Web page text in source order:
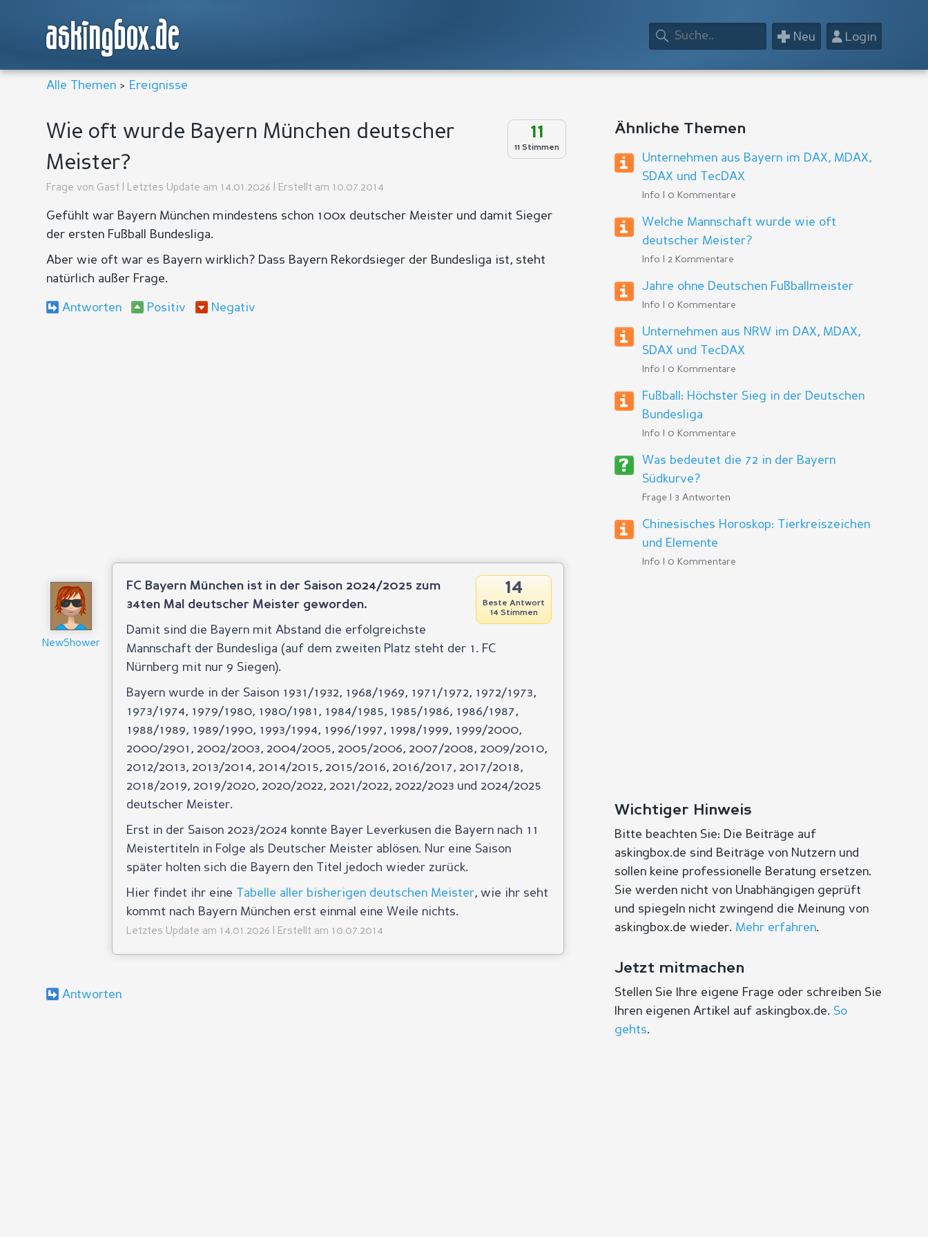
askingbox.de 👤Login
+ Neu
Alle Themen > Ereignisse
11
11 Stimmen
Wie oft wurde Bayern München deutscher
Meister?
Frage von Gast | Letztes Update am 14.01.2026 | Erstellt am 10.07.2014
Gefühlt war Bayern München mindestens schon 100x deutscher Meister und damit Sieger
der ersten Fußball Bundesliga.
Aber wie oft war es Bayern wirklich? Dass Bayern Rekordsieger der Bundesliga ist, steht
natürlich außer Frage.
Antworten Positiv Negativ
NewShower
14
Beste Antwort
14 Stimmen
FC Bayern München ist in der Saison 2024/2025 zum
34ten Mal deutscher Meister geworden.
Damit sind die Bayern mit Abstand die erfolgreichste
Mannschaft der Bundesliga (auf dem zweiten Platz steht der 1. FC
Nürnberg mit nur 9 Siegen).
Bayern wurde in der Saison 1931/1932, 1968/1969, 1971/1972, 1972/1973,
1973/1974, 1979/1980, 1980/1981, 1984/1985, 1985/1986, 1986/1987,
1988/1989, 1989/1990, 1993/1994, 1996/1997, 1998/1999, 1999/2000,
2000/2901, 2002/2003, 2004/2005, 2005/2006, 2007/2008, 2009/2010,
2012/2013, 2013/2014, 2014/2015, 2015/2016, 2016/2017, 2017/2018,
2018/2019, 2019/2020, 2020/2022, 2021/2022, 2022/2023 und 2024/2025
deutscher Meister.
Erst in der Saison 2023/2024 konnte Bayer Leverkusen die Bayern nach 11
Meistertiteln in Folge als Deutscher Meister ablösen. Nur eine Saison
später holten sich die Bayern den Titel jedoch wieder zurück.
Hier findet ihr eine Tabelle aller bisherigen deutschen Meister, wie ihr seht
kommt nach Bayern München erst einmal eine Weile nichts.
Letztes Update am 14.01.2026 | Erstellt am 10.07.2014
Antworten
Ähnliche Themen
Unternehmen aus Bayern im DAX, MDAX,
SDAX und TecDAX
Info | 0 Kommentare
Welche Mannschaft wurde wie oft
deutscher Meister?
Info | 2 Kommentare
Jahre ohne Deutschen Fußballmeister
Info | 0 Kommentare
Unternehmen aus NRW im DAX, MDAX,
SDAX und TecDAX
Info | 0 Kommentare
Fußball: Höchster Sieg in der Deutschen
Bundesliga
Info | 0 Kommentare
Was bedeutet die 72 in der Bayern
Südkurve?
Frage | 3 Antworten
Chinesisches Horoskop: Tierkreiszeichen
und Elemente
Info | 0 Kommentare
Wichtiger Hinweis
Bitte beachten Sie: Die Beiträge auf
askingbox.de sind Beiträge von Nutzern und
sollen keine professionelle Beratung ersetzen.
Sie werden nicht von Unabhängigen geprüft
und spiegeln nicht zwingend die Meinung von
askingbox.de wieder. Mehr erfahren.
Jetzt mitmachen
Stellen Sie Ihre eigene Frage oder schreiben Sie
Ihren eigenen Artikel auf askingbox.de. So
gehts.